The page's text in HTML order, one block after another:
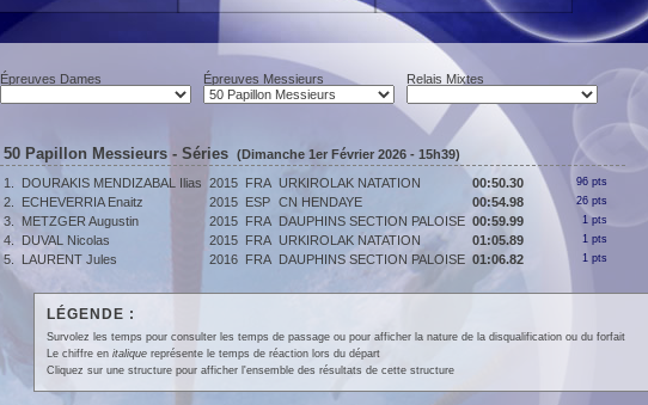
Épreuves Dames Épreuves Messieurs Relais Mixtes
50 Papillon Messieurs - Séries (Dimanche 1er Février 2026 - 15h39)
1.
DOURAKIS MENDIZABAL Ilias 2015 FRA URKIROLAK NATATION 00:50.30 96 pts
2. ECHEVERRIA Enaitz 2015 ESP CN HENDAYE 00:54.98 26 pts
3. METZGER Augustin 2015 FRA DAUPHINS SECTION PALOISE 00:59.99 1 pts
4. DUVAL Nicolas 2015 FRA URKIROLAK NATATION 01:05.89 1 pts
5. LAURENT Jules 2016 FRA DAUPHINS SECTION PALOISE 01:06.82 1 pts
LÉGENDE :
Survolez les temps pour consulter les temps de passage ou pour afficher la nature de la disqualification ou du forfait
Le chiffre en italiquereprésente le temps de réaction lors du départ
Cliquez sur une structure pour afficher l'ensemble des résultats de cette structure